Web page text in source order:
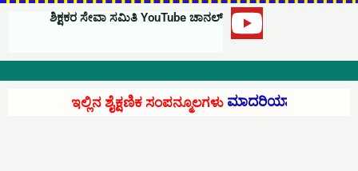
h
a
t
ಶಿಕ್ಷಕರ ಸೇವಾ ಸಮಿತಿ YouTube ಚಾನಲ್
Y
o
u
ಇಲ್ಲಿನ ಶೈಕ್ಷಣಿಕ ಸಂಪನ್ಮೂಲಗಳು ಉಚಿತವಾಗಿ ಲಭ್ಯ.